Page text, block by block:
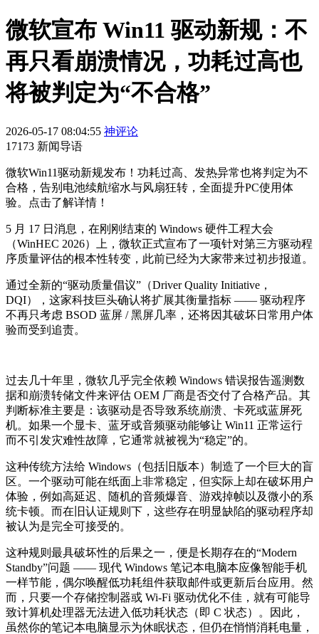
微软宣布 Win11 驱动新规：不
再只看崩溃情况，功耗过高也
将被判定为“不合格”
2026-05-17 08:04:55 神评论
17173 新闻导语
微软Win11驱动新规发布！功耗过高、发热异常也将判定为不
合格，告别电池续航缩水与风扇狂转，全面提升PC使用体
验。点击了解详情！
5 月 17 日消息，在刚刚结束的 Windows 硬件工程大会
（WinHEC 2026）上，微软正式宣布了一项针对第三方驱动程
序质量评估的根本性转变，此前已经为大家带来过初步报道。
通过全新的“驱动质量倡议”（Driver Quality Initiative，
DQI），这家科技巨头确认将扩展其衡量指标 —— 驱动程序
不再只考虑 BSOD 蓝屏 / 黑屏几率，还将因其破坏日常用户体
验而受到追责。
过去几十年里，微软几乎完全依赖 Windows 错误报告遥测数
据和崩溃转储文件来评估 OEM 厂商是否交付了合格产品。其
判断标准主要是：该驱动是否导致系统崩溃、卡死或蓝屏死
机。如果一个显卡、蓝牙或音频驱动能够让 Win11 正常运行
而不引发灾难性故障，它通常就被视为“稳定”的。
这种传统方法给 Windows（包括旧版本）制造了一个巨大的盲
区。一个驱动可能在纸面上非常稳定，但实际上却在破坏用户
体验，例如高延迟、随机的音频爆音、游戏掉帧以及微小的系
统卡顿。而在旧认证规则下，这些存在明显缺陷的驱动程序却
被认为是完全可接受的。
这种规则最具破坏性的后果之一，便是长期存在的“Modern
Standby”问题 —— 现代 Windows 笔记本电脑本应像智能手机
一样节能，偶尔唤醒低功耗组件获取邮件或更新后台应用。然
而，只要一个存储控制器或 Wi-Fi 驱动优化不佳，就有可能导
致计算机处理器无法进入低功耗状态（即 C 状态）。因此，
虽然你的笔记本电脑显示为休眠状态，但仍在悄悄消耗电量，